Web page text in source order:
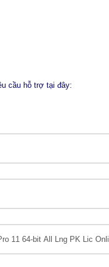
cầu hỗ trợ tại đây: